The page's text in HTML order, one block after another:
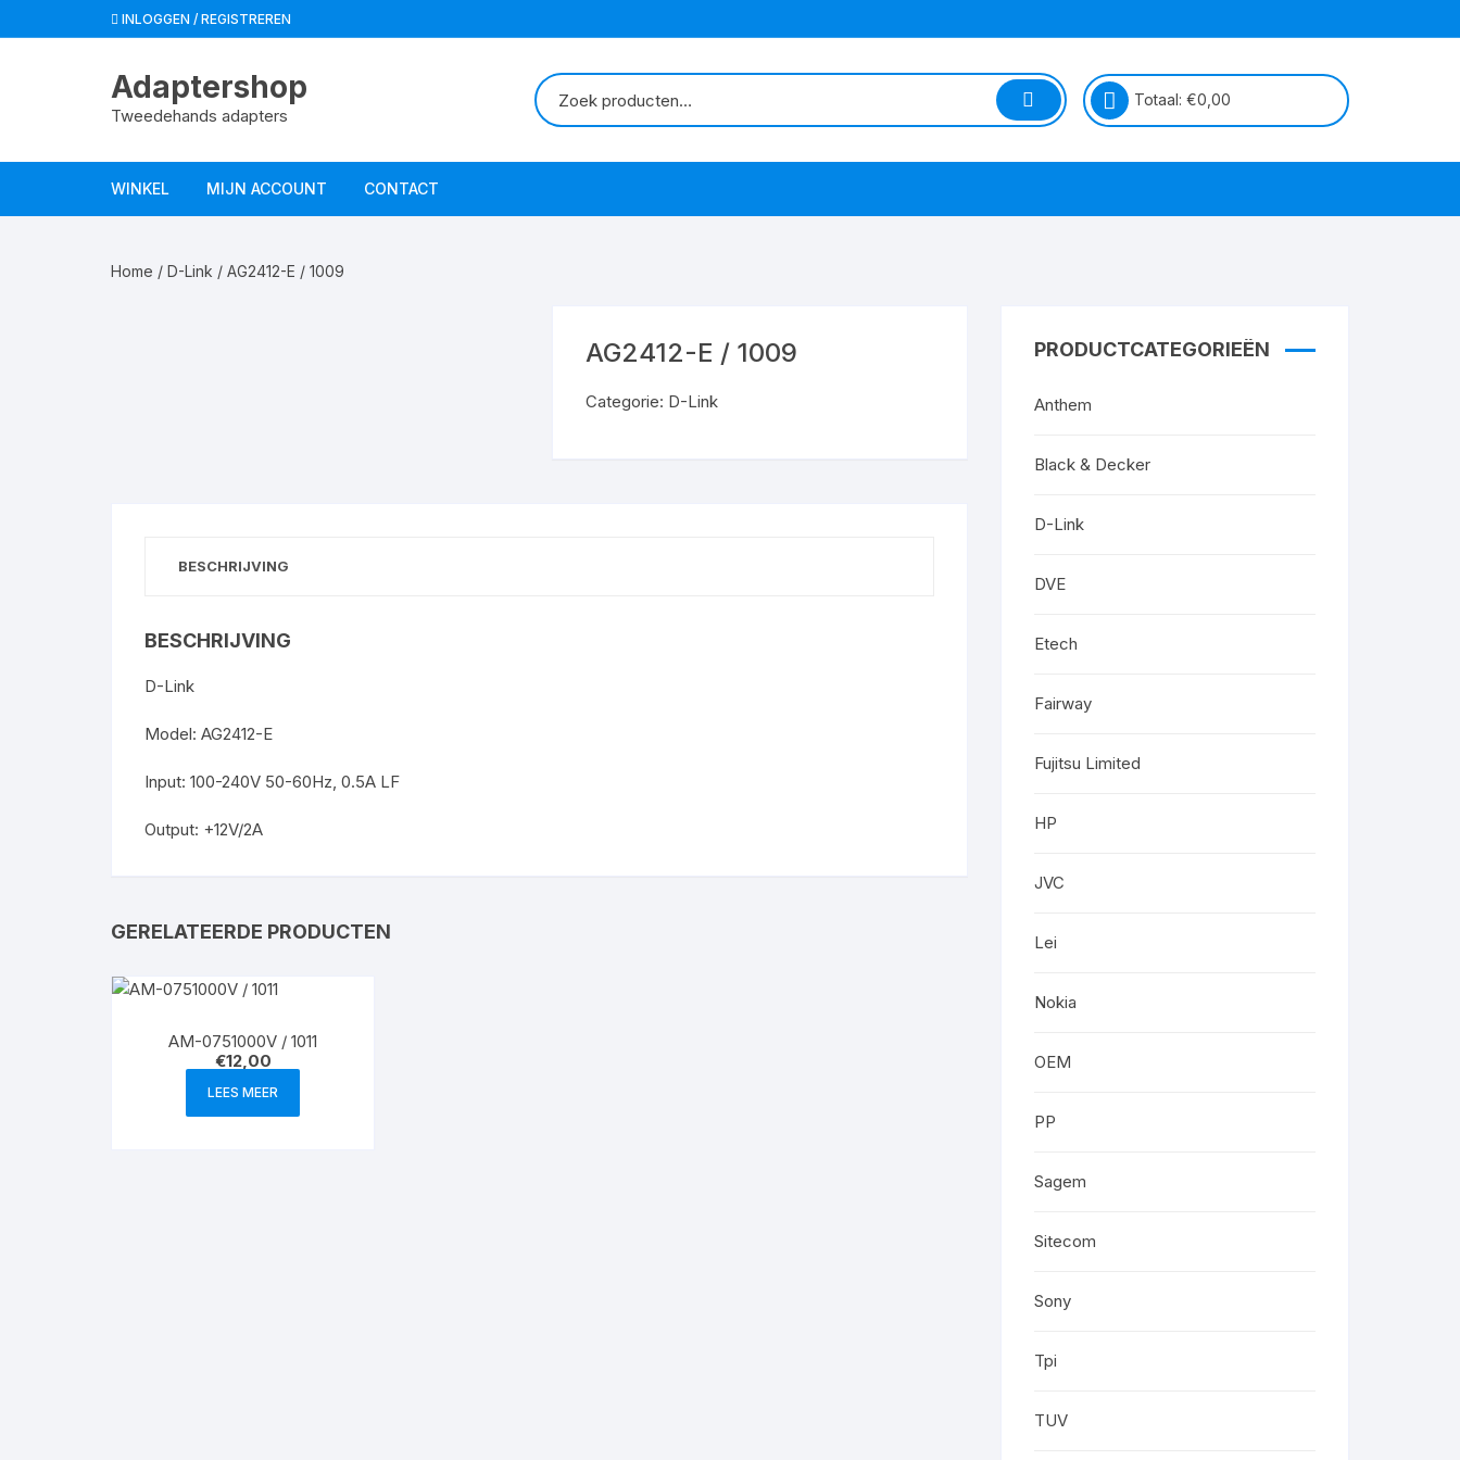
naar
INLOGGEN / REGISTREREN
Adaptershop
Tweedehands adapters
Totaal: €0,00
WINKEL MIJN ACCOUNT CONTACT
Home / D-Link / AG2412-E / 1009
AG2412-E / 1009
Categorie: D-Link
BESCHRIJVING
BESCHRIJVING
D-Link
Model: AG2412-E
Input: 100-240V 50-60Hz, 0.5A LF
Output: +12V/2A
GERELATEERDE PRODUCTEN
AM-0751000V / 1011
€12,00
LEES MEER
PRODUCTCATEGORIEËN
Anthem
Black & Decker
D-Link
DVE
Etech
Fairway
Fujitsu Limited
HP
JVC
Lei
Nokia
OEM
PP
Sagem
Sitecom
Sony
Tpi
TUV